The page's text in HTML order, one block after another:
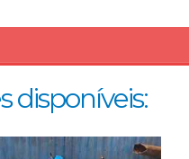
disponíveis: